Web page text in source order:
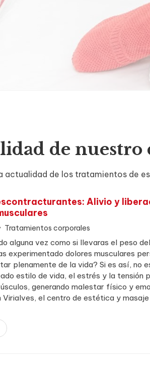
de nuestro
actualidad de los tratamientos de
Alivio y
Tratamientos corporales
alguna vez como si llevaras el peso
experimentado dolores musculares
plenamente de la vida? Si es así, no
estilo de vida, el estrés y la tensión
generando malestar físico y
Virialves, el centro de estética y masaje